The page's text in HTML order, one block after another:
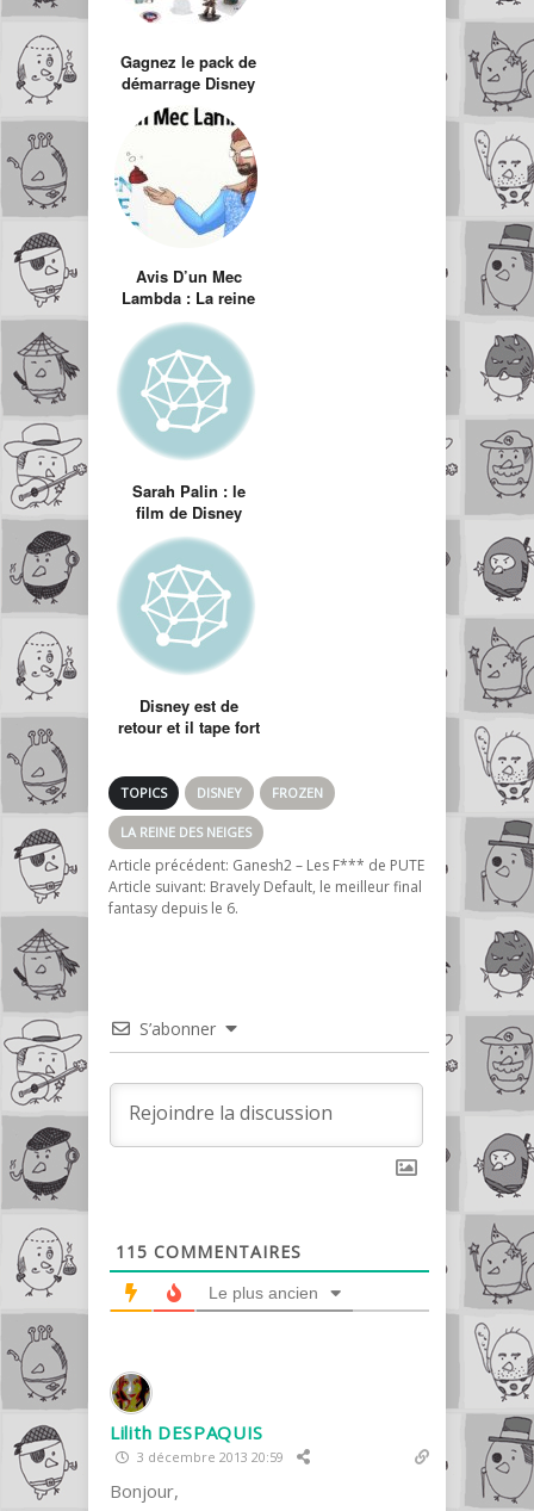
Gagnez le pack de
démarrage Disney
Infinity
Avis D’un Mec
Lambda : La reine
des neiges
(Frozen)
Sarah Palin : le
film de Disney
Disney est de
retour et il tape fort
Princesse et la
Grenouille
TOPICS DISNEY FROZEN
LA REINE DES NEIGES
Article précédent: Ganesh2 – Les F*** de PUTE
Article suivant: Bravely Default, le meilleur final
fantasy depuis le 6.
S’abonner
115 COMMENTAIRES
Le plus ancien
Lilith DESPAQUIS
3 décembre 2013 20:59
Bonjour,